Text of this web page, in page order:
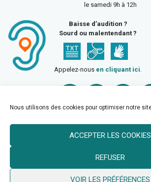
Nous utilisons des cookies pour optimiser notre
ACCEPTER LES COOKIES
REFUSER
VOIR LES PRÉFÉRENCES
le samedi 9h à 12h
Baisse d’audition ?
Sourd ou malentendant ?
Appelez-nous en cliquant ici.
© 2026 Ville de Billy Berclau —neoweb.fr